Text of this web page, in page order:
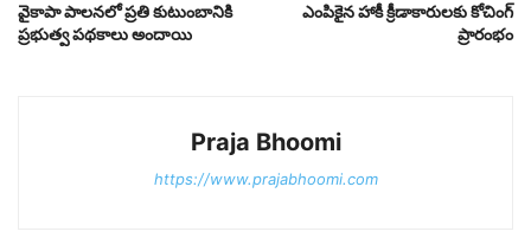
వైకాపా పాలనలో ప్రతి కుటుంబానికి
ప్రభుత్వ పథకాలు అందాయి
ఎంపికైన హాకీ క్రీడాకారులకు కోచింగ్
ప్రారంభం
Praja Bhoomi
https://www.prajabhoomi.com